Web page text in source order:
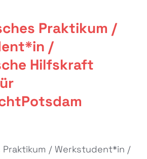
Praktikum /
/
Hilfskraft
/ Werkstudent*in /